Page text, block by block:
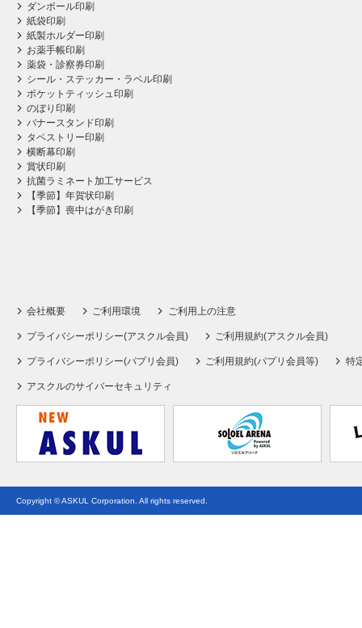
ダンボール印刷
紙袋印刷
紙製ホルダー印刷
お薬手帳印刷
薬袋・診察券印刷
シール・ステッカー・ラベル印刷
ポケットティッシュ印刷
のぼり印刷
バナースタンド印刷
タペストリー印刷
横断幕印刷
賞状印刷
抗菌ラミネート加工サービス
【季節】年賀状印刷
【季節】喪中はがき印刷
会社概要 ご利用環境 ご利用上の注意
プライバシーポリシー(アスクル会員) ご利用規約(アスクル会員)
プライバシーポリシー(パプリ会員) ご利用規約(パプリ会員等) 特
アスクルのサイバーセキュリティ
Copyright © ASKUL Corporation. All rights reserved.